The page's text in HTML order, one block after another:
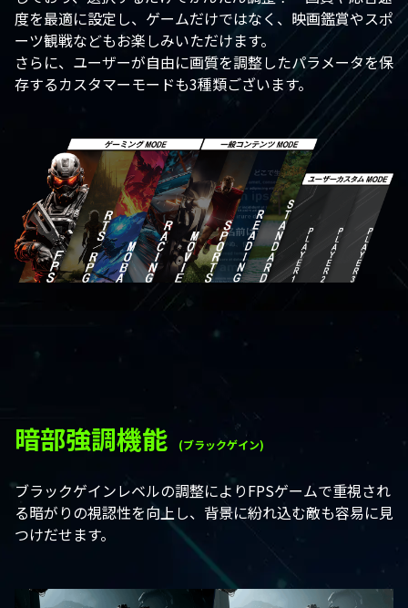
度を最適に設定し、ゲームだけではなく、映画鑑賞やスポ
ーツ観戦などもお楽しみいただけます。
さらに、ユーザーが自由に画質を調整したパラメータを保
存するカスタマーモードも3種類ございます。
暗部強調機能 (ブラックゲイン)
ブラックゲインレベルの調整によりFPSゲームで重視され
る暗がりの視認性を向上し、背景に紛れ込む敵も容易に見
つけだせます。